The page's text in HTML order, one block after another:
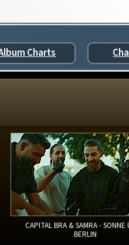
Charts
CAPITAL BRA & SAMRA - SONNE
BERLIN